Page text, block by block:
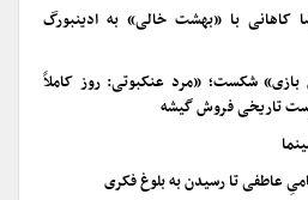
کاهانی با «بهشت خالی» به ادینبورگ
بازی» شکست؛ «مرد عنکبوتی: روز کاملاً
تاریخی فروش گیشه
عاطفی تا رسیدن به بلوغ فکری